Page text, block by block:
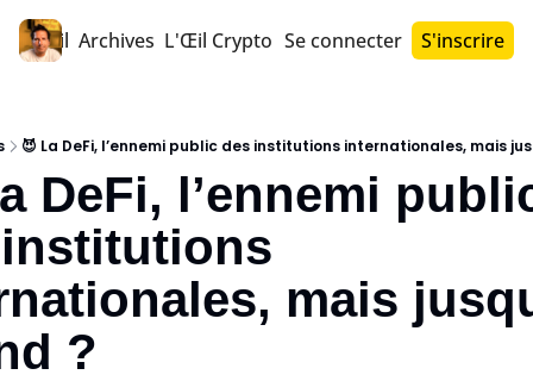
Accueil Archives L'Œil Crypto PRO™Se connecter S'inscrire
😈 La DeFi, l’ennemi public des institutions internationales, mais
DeFi, l’ennemi
mais
?